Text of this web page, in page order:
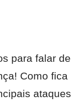
para falar de
Como fica
ataques